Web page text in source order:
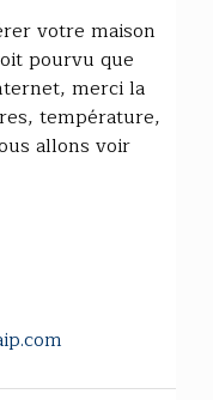
votre maison
pourvu que
merci la
température,
allons voir